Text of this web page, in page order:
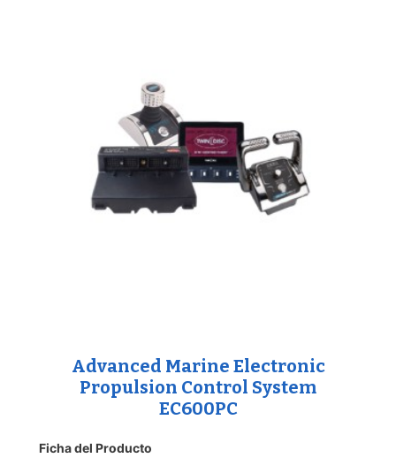
Advanced Marine Electronic
Propulsion Control System
EC600PC
Ficha del Producto